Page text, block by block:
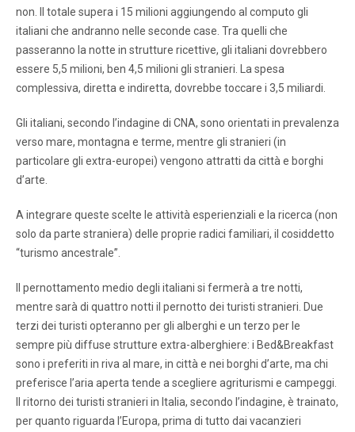
non. Il totale supera i 15 milioni aggiungendo al computo gli
italiani che andranno nelle seconde case. Tra quelli che
passeranno la notte in strutture ricettive, gli italiani dovrebbero
essere 5,5 milioni, ben 4,5 milioni gli stranieri. La spesa
complessiva, diretta e indiretta, dovrebbe toccare i 3,5 miliardi.
Gli italiani, secondo l’indagine di CNA, sono orientati in prevalenza
verso mare, montagna e terme, mentre gli stranieri (in
particolare gli extra-europei) vengono attratti da città e borghi
d’arte.
A integrare queste scelte le attività esperienziali e la ricerca (non
solo da parte straniera) delle proprie radici familiari, il cosiddetto
“turismo ancestrale”.
Il pernottamento medio degli italiani si fermerà a tre notti,
mentre sarà di quattro notti il pernotto dei turisti stranieri. Due
terzi dei turisti opteranno per gli alberghi e un terzo per le
sempre più diffuse strutture extra-alberghiere: i Bed&Breakfast
sono i preferiti in riva al mare, in città e nei borghi d’arte, ma chi
preferisce l’aria aperta tende a scegliere agriturismi e campeggi.
Il ritorno dei turisti stranieri in Italia, secondo l’indagine, è trainato,
per quanto riguarda l’Europa, prima di tutto dai vacanzieri